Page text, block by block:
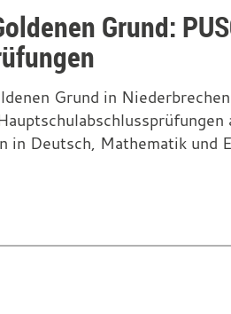
Grund:
Grund in
in Deutsch, Mathematik und